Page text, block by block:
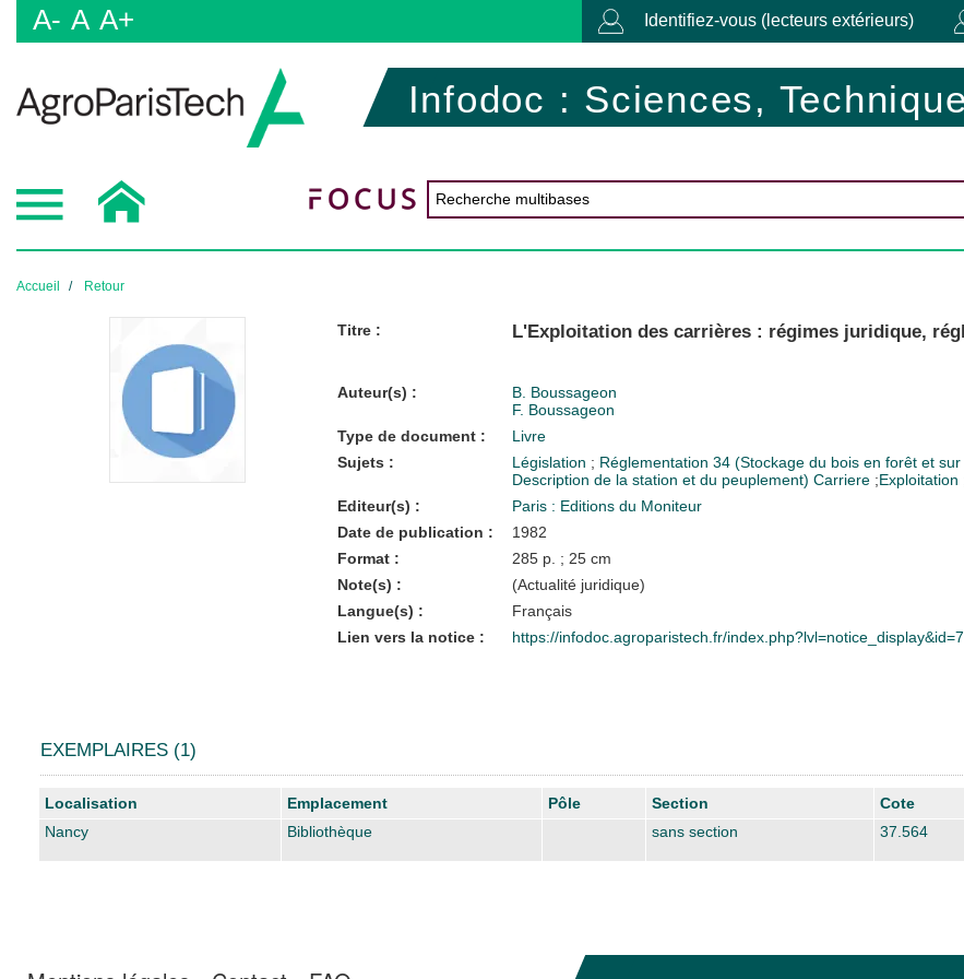
A- A A+ Identifiez-vous (lecteurs extérieurs)
Infodoc : Sciences,
Accueil Retour
Titre : L'Exploitation des carrières : régimes juridique,
Auteur(s) :
B. Boussageon
F. Boussageon
Type de document :
Livre
Sujets :
Législation ; Réglementation 34 (Stockage du bois en forêt et
Description de la station et du peuplement) Carriere ;Exploitation
Editeur(s) :
Paris : Editions du Moniteur
Date de publication :
1982
Format :
285 p. ; 25 cm
Note(s) :
(Actualité juridique)
Langue(s) :
Français
Lien vers la notice :
https://infodoc.agroparistech.fr/
EXEMPLAIRES (1)
Liste des exemplaires
Localisation Emplacement Pôle Section Cote
Nancy
Bibliothèque sans section 37.564